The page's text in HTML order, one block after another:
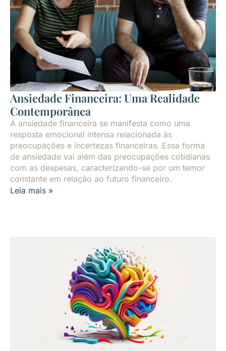
Ansiedade Financeira: Uma Realidade
Contemporânea
A ansiedade financeira se manifesta como uma
resposta emocional intensa relacionada às
preocupações e incertezas financeiras. Essa forma
de ansiedade vai além das preocupações cotidianas
com as despesas, caracterizando-se por um temor
constante em relação ao futuro financeiro.
Leia mais »